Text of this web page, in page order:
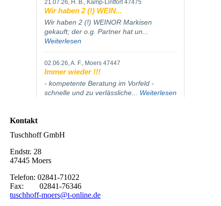
Kontakt
Tuschhoff GmbH
Endstr. 28
47445 Moers
Telefon: 02841-71022
Fax: 02841-76346
tuschhoff-moers@t-online.de